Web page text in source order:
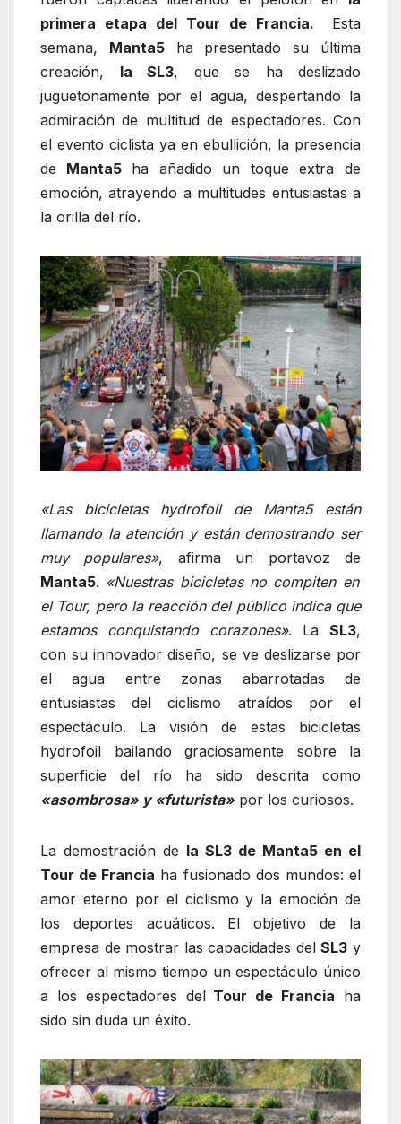
primera etapa del Tour de Francia. Esta
semana, Manta5ha presentado su última
creación, la SL3, que se ha deslizado
juguetonamente por el agua, despertando la
admiración de multitud de espectadores. Con
el evento ciclista ya en ebullición, la presencia
de Manta5ha añadido un toque extra de
emoción, atrayendo a multitudes entusiastas a
la orilla del río.
«Las bicicletas hydrofoil de Manta5 están
llamando la atención y están demostrando ser
muy populares», afirma un portavoz de
Manta5. «Nuestras bicicletas no compiten en
el Tour, pero la reacción del público indica que
estamos conquistando corazones». La SL3,
con su innovador diseño, se ve deslizarse por
el agua entre zonas abarrotadas de
entusiastas del ciclismo atraídos por el
espectáculo. La visión de estas bicicletas
hydrofoil bailando graciosamente sobre la
superficie del río ha sido descrita como
«asombrosa» y «futurista» por los curiosos.
La demostración de la SL3 de Manta5 en el
Tour de Francia ha fusionado dos mundos: el
amor eterno por el ciclismo y la emoción de
los deportes acuáticos. El objetivo de la
empresa de mostrar las capacidades delSL3 y
ofrecer al mismo tiempo un espectáculo único
a los espectadores delTour de Francia ha
sido sin duda un éxito.